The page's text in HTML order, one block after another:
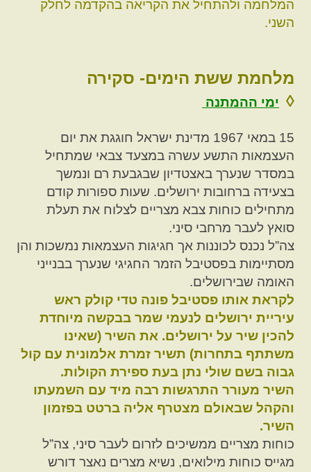
המלחמה ולהתחיל את הקריאה בהקדמה לחלק
השני.
מלחמת ששת הימים- סקירה
◊ ימי ההמתנה
15 במאי 1967 מדינת ישראל חוגגת את יום
העצמאות התשע עשרה במצעד צבאי שמתחיל
במסדר שנערך באצטדיון שבגבעת רם ונמשך
בצעידה ברחובות ירושלים. שעות ספורות קודם
מתחילים כוחות צבא מצריים לצלוח את תעלת
סואץ לעבר מרחבי סיני.
צה”ל נכנס לכוננות אך חגיגות העצמאות נמשכות והן
מסתיימות בפסטיבל הזמר החגיגי שנערך בבנייני
האומה שבירושלים.
לקראת אותו פסטיבל פונה טדי קולק ראש
עיריית ירושלים לנעמי שמר בבקשה מיוחדת
להכין שיר על ירושלים. את השיר (שאינו
משתתף בתחרות) תשיר זמרת אלמונית עם קול
גבוה בשם שולי נתן בעת ספירת הקולות.
השיר מעורר התרגשות רבה מיד עם השמעתו
והקהל שבאולם מצטרף אליה ברטט בפזמון
השיר.
כוחות מצריים ממשיכים לזרום לעבר סיני, צה”ל
מגייס כוחות מילואים, נשיא מצרים נאצר דורש